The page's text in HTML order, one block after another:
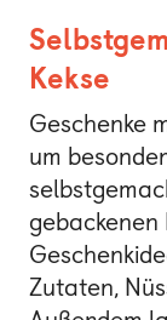
Kekse
Geschenke
um
gebackenen
Zutaten,